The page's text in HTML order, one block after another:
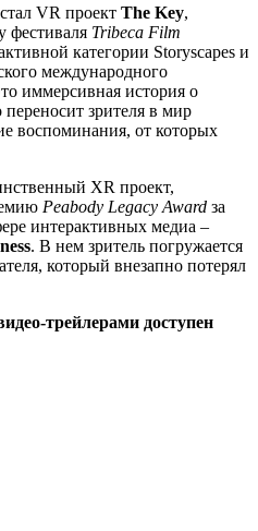
VR проект The Key,
фестиваля Tribeca Film
категории Storyscapes и
международного
иммерсивная история о
зрителя в мир
воспоминания, от которых
XR проект,
Peabody Legacy Award за
интерактивных медиа –
. В нем зритель погружается
который внезапно потерял
трейлерами доступен